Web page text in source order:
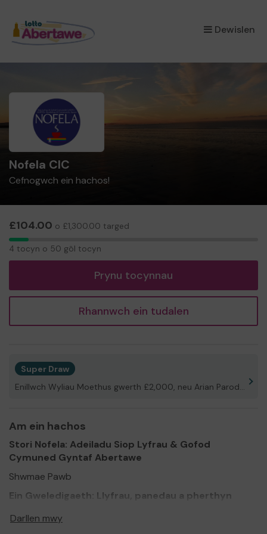
Dewislen
×
Nofela CIC
Cefnogwch ein hachos!
£104.00 o £1,300.00 targed
4
tocyn
4 tocyn o 50 gôl tocyn
Prynu tocynnau
Rhannwch ein tudalen
Super Draw
Am ein hachos
Stori Nofela: Adeiladu Siop Lyfrau & Gofod
Cymuned Gyntaf Abertawe
Shwmae Pawb
Ein Gweledigaeth: Llyfrau, panedau a pherthyn
Mae Abertawe yn ddinas llawn balchder, ond i nifer yn y
gymuned LHDCTRhA+ a niwroamrywiol, mae cael gafael
Darllen mwy